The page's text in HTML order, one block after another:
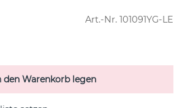
Art.-Nr. 101091YG-LE
den Warenkorb legen